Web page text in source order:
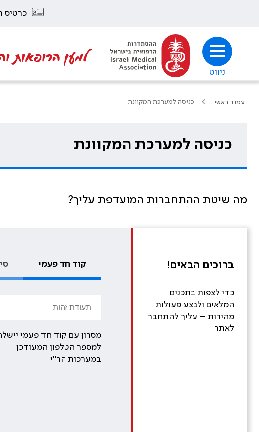
כרטיס
ניווט
למען הרופאות
עמוד ראשי כניסה למערכת המקוונת
כניסה למערכת המקוונת
מה שיטת ההתחברות המועדפת עליך?
ברוכים הבאים!
כדי לצפות בתכנים
המלאים ולבצע פעולות
מהירות – עליך להתחבר
לאתר
קוד חד פעמי
מסרון עם קוד חד פעמי
למספר הטלפון המעודכן
במערכות הר"י